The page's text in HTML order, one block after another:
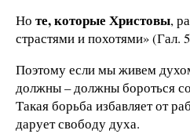
Но те, которые Христовы,
страстями и похотями» (Гал.
Поэтому если мы живем
должны – должны бороться
Такая борьба избавляет от
дарует свободу духа.